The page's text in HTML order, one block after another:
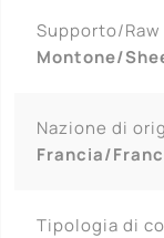
Supporto/
Montone/
Nazione di
Francia/
Tipologia di